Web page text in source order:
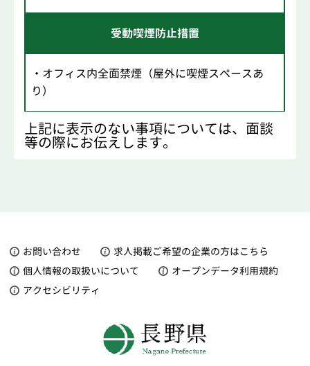
受動喫煙防止措置
・オフィス内全面禁煙（屋外に喫煙スペースあ
り）
上記に表示のない事項については、面談
等の際にお伝えします。
お問い合わせ
求人掲載ご希望の企業の方はこちら
個人情報の取扱いについて
オープンデータ利用規約
アクセシビリティ